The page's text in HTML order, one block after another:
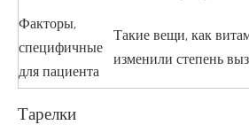
Факторы,
специфичные
для пациента
Такие вещи, как
изменили степень
Тарелки